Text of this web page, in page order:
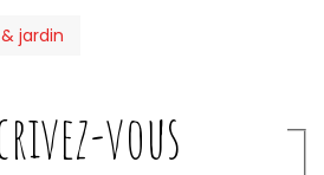
jardin
vous